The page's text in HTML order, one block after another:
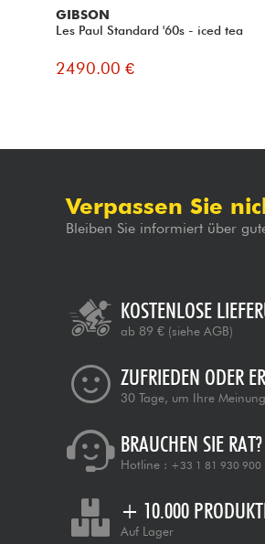
GIBSON
Les Paul Standard '60s - iced tea
2490.00 €
Verpassen Sie
Bleiben Sie informiert über
KOSTENLOSE
ab 89 € (siehe AGB)
ZUFRIEDEN ODER
30 Tage, um Ihre
BRAUCHEN SIE RAT?
Hotline : +33 1 81 930 900
+ 10.000
Auf Lager